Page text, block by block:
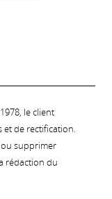
le client
de rectification.
supprimer
rédaction du